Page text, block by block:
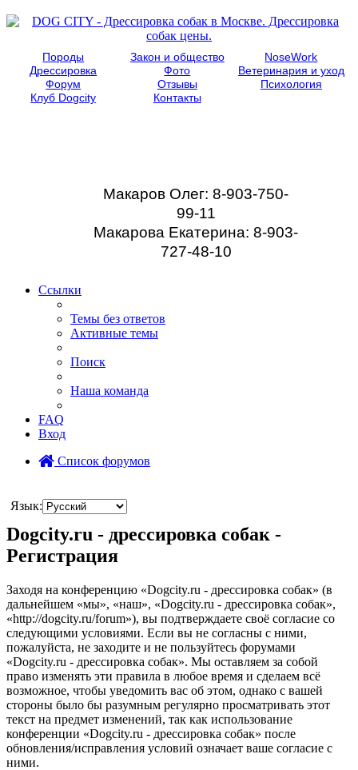
Породы Закон и общество
NoseWork
Дрессировка
Фото
Ветеринария и уход
Форум
Отзывы
Психология
Клуб Dogcity
Контакты
Макаров Олег: 8-903-750-
99-11
Макарова Екатерина: 8-903-
727-48-10
Ссылки
Темы без ответов
Активные темы
Поиск
Наша команда
FAQ
Вход
Список форумов
Язык:
Dogcity.ru - дрессировка собак -
Регистрация
Заходя на конференцию «Dogcity.ru - дрессировка собак» (в
дальнейшем «мы», «наш», «Dogcity.ru - дрессировка собак»,
«http://dogcity.ru/forum»), вы подтверждаете своё согласие со
следующими условиями. Если вы не согласны с ними,
пожалуйста, не заходите и не пользуйтесь форумами
«Dogcity.ru - дрессировка собак». Мы оставляем за собой
право изменять эти правила в любое время и сделаем всё
возможное, чтобы уведомить вас об этом, однако с вашей
стороны было бы разумным регулярно просматривать этот
текст на предмет изменений, так как использование
конференции «Dogcity.ru - дрессировка собак» после
обновления/исправления условий означает ваше согласие с
ними.